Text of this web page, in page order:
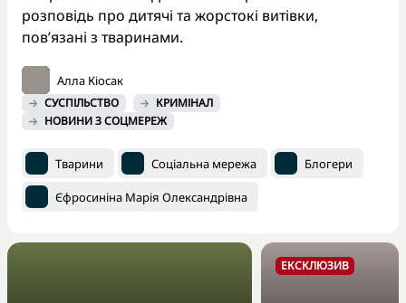
розповідь про дитячі та жорстокі витівки,
пов’язані з тваринами.
Алла Кіосак
СУСПІЛЬСТВО
КРИМІНАЛ
НОВИНИ З СОЦМЕРЕЖ
Тварини Соціальна мережа Блогери
Єфросиніна Марія Олександрівна
ЕКСКЛЮЗИВ